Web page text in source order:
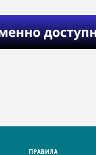
ПРАВИЛА